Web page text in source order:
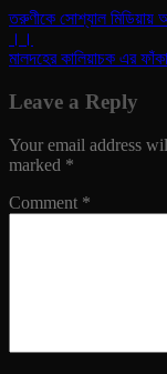
তরুণীকে সোশ্যাল
।।
মালদহের কালিয়াচক এর
Leave a Reply
Your email address
marked *
Comment *